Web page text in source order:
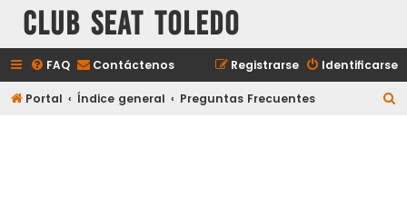
Club Seat Toledo
FAQ Contáctenos Identificarse
Registrarse
Portal Índice general Preguntas Frecuentes